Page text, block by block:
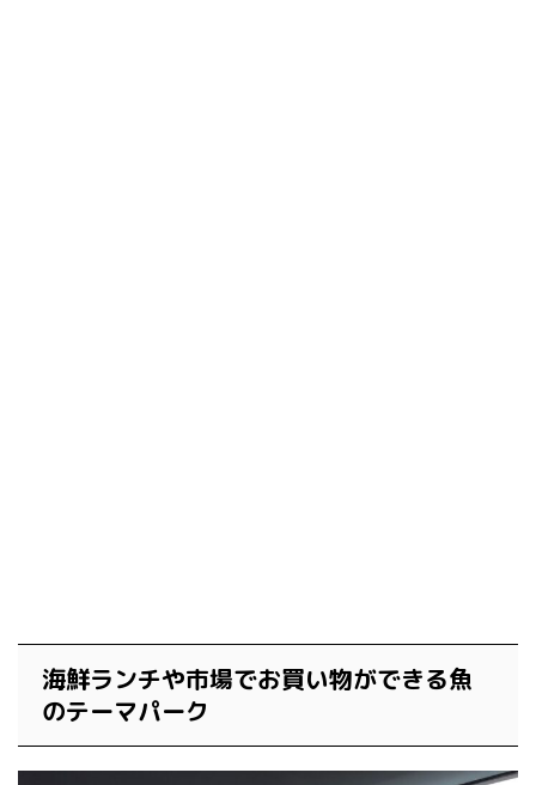
海鮮ランチや市場でお買い物ができる魚
のテーマパーク